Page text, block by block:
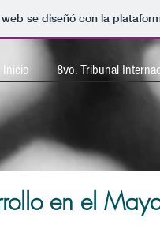
se diseñó con la
Inicio 8vo. Tribunal
en el